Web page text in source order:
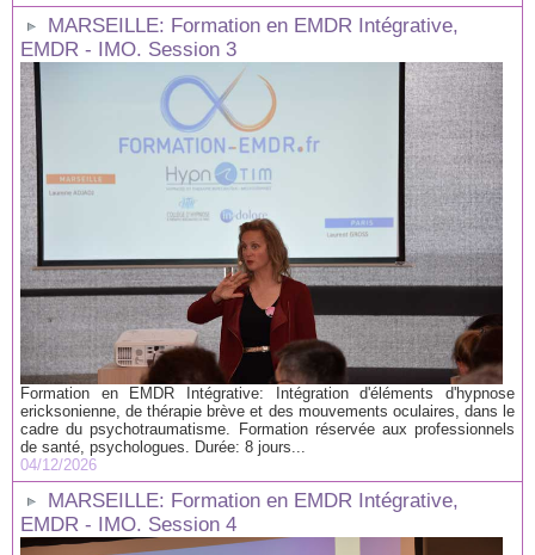
MARSEILLE: Formation en EMDR Intégrative,
EMDR - IMO. Session 3
Formation en EMDR Intégrative: Intégration d'éléments d'hypnose
ericksonienne, de thérapie brève et des mouvements oculaires, dans le
cadre du psychotraumatisme. Formation réservée aux professionnels
de santé, psychologues. Durée: 8 jours...
04/12/2026
MARSEILLE: Formation en EMDR Intégrative,
EMDR - IMO. Session 4